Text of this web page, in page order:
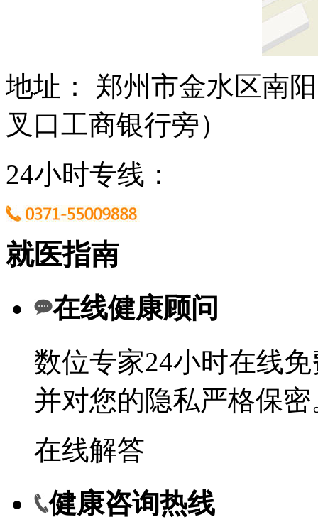
地址： 郑州市金水区南
叉口工商银行旁）
24小时专线：
就医指南
在线健康顾问
数位专家24小时在线
并对您的隐私严格保密
在线解答
健康咨询热线